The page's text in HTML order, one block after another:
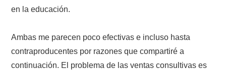
en la educación.
Ambas me parecen poco efectivas e incluso hasta
contraproducentes por razones que compartiré a
continuación. El problema de las ventas consultivas es